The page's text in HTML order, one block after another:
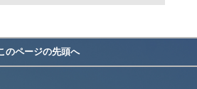
のページの先頭へ